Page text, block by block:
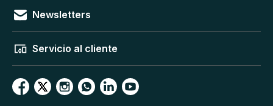
Newsletters
Servicio al cliente